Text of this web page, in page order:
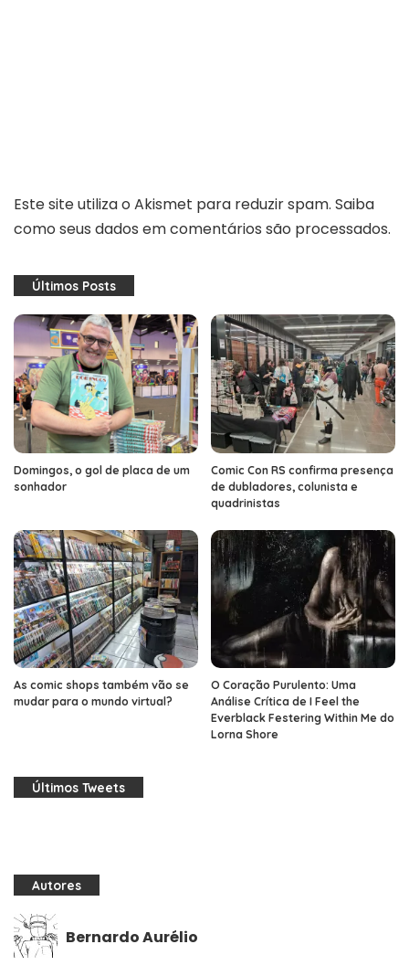
Este site utiliza o Akismet para reduzir spam. Saiba
como seus dados em comentários são processados.
Últimos Posts
Domingos, o gol de placa de um
sonhador
Comic Con RS confirma presença
de dubladores, colunista e
quadrinistas
As comic shops também vão se
mudar para o mundo virtual?
O Coração Purulento: Uma
Análise Crítica de I Feel the
Everblack Festering Within Me do
Lorna Shore
Últimos Tweets
Autores
Bernardo Aurélio